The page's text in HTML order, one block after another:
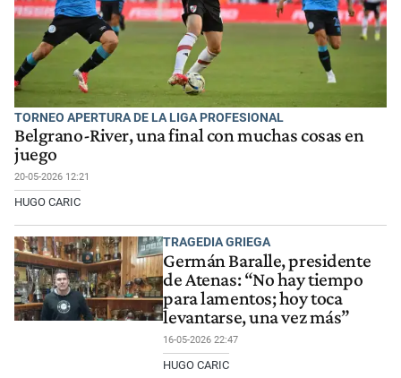
TORNEO APERTURA DE LA LIGA PROFESIONAL
Belgrano-River, una final con muchas cosas en
juego
20-05-2026 12:21
HUGO CARIC
TRAGEDIA GRIEGA
Germán Baralle, presidente
de Atenas: “No hay tiempo
para lamentos; hoy toca
levantarse, una vez más”
16-05-2026 22:47
HUGO CARIC